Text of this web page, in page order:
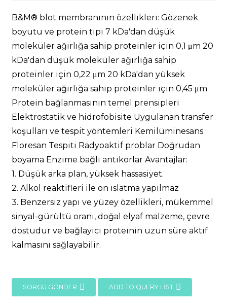
B&M® blot membranının özellikleri: Gözenek
boyutu ve protein tipi 7 kDa'dan düşük
moleküler ağırlığa sahip proteinler için 0,1 μm 20
kDa'dan düşük moleküler ağırlığa sahip
proteinler için 0,22 μm 20 kDa'dan yüksek
moleküler ağırlığa sahip proteinler için 0,45 μm
Protein bağlanmasının temel prensipleri
Elektrostatik ve hidrofobisite Uygulanan transfer
koşulları ve tespit yöntemleri Kemilüminesans
Floresan Tespiti Radyoaktif problar Doğrudan
boyama Enzime bağlı antikorlar Avantajlar:
1. Düşük arka plan, yüksek hassasiyet.
2. Alkol reaktifleri ile ön ıslatma yapılmaz
3. Benzersiz yapı ve yüzey özellikleri, mükemmel
sinyal-gürültü oranı, doğal elyaf malzeme, çevre
dostudur ve bağlayıcı proteinin uzun süre aktif
kalmasını sağlayabilir.
SORGU GÖNDER ADD TO QUERY LIST